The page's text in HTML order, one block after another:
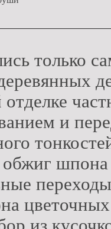
только
и
шпона